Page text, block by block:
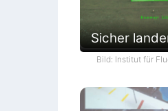
Sicher
Bild: Institut für